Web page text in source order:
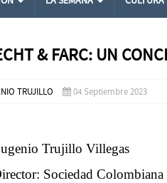
& FARC: UN
TRUJILLO 04 Septiembre 2023
Trujillo Villegas
Sociedad